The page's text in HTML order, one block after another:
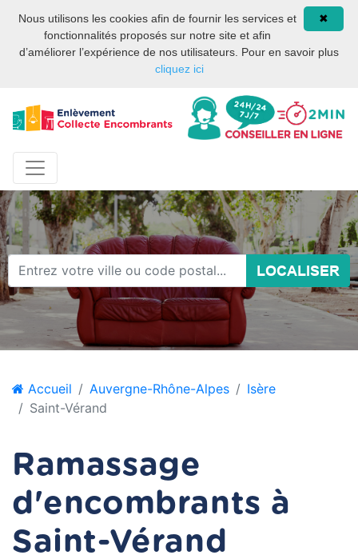
Site internet privé et
indépendant des services
publics ou des services de
la mairie de Paris.
08 93 02 00 17
LOCALISER
Accueil Auvergne-Rhône-Alpes
Isère
Saint-Vérand
Ramassage
d'encombrants à
Saint-Vérand
✖
Nous utilisons les cookies afin de fournir les services et
fonctionnalités proposés sur notre site et afin
d’améliorer l’expérience de nos utilisateurs. Pour en savoir plus
cliquez ici